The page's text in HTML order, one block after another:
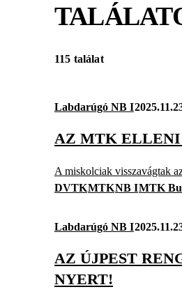
115 találat
Labdarúgó NB I
AZ MTK ELLENI
A miskolciak visszavágtak
DVTKMTKNB IMTK
Labdarúgó NB I
AZ ÚJPEST
NYERT!